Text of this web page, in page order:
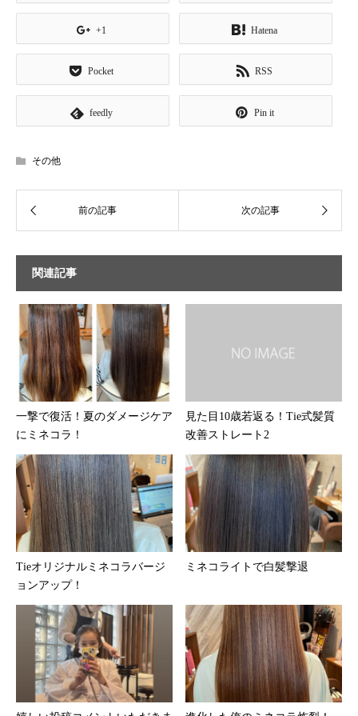
+1 Hatena
Pocket RSS
feedly Pin it
その他
関連記事
一撃で復活！夏のダメージケア
にミネコラ！
見た目10歳若返る！Tie式髪質
改善ストレート2
Tieオリジナルミネコラバージ
ョンアップ！
ミネコライトで白髪撃退